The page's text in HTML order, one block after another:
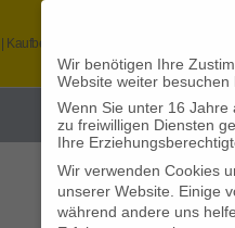
Kaufbeuren So
Home
Wir benötigen Ihre
Website weiter besuchen
Wenn Sie unter 16
zu freiwilligen Diensten
Ihre
Wir verwenden Cookies
unserer Website. Einige
während andere uns